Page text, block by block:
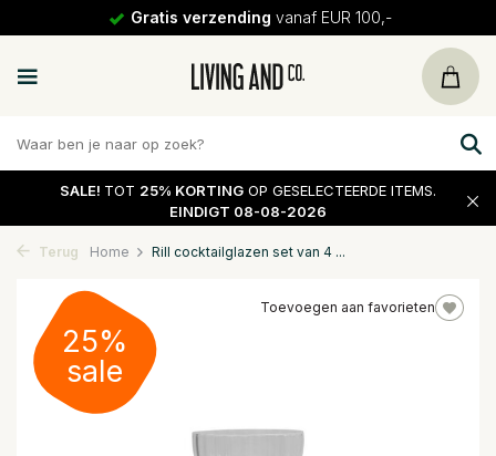
Gratis verzending vanaf EUR 100,-
SALE! TOT 25% KORTING OP GESELECTEERDE ITEMS.
EINDIGT 08-08-2026
Terug Home Rill cocktailglazen set van 4 ...
Toevoegen aan favorieten
25%
sale